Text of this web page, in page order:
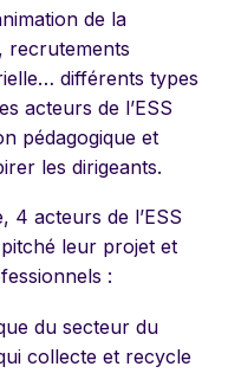
de la
recrutements
différents types
acteurs de l’ESS
pédagogique et
les dirigeants.
4 acteurs de l’ESS
leur projet et
:
du secteur du
collecte et recycle